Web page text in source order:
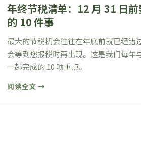
年终节税清单：12 月 31 日
的 10 件事
最大的节税机会往往在年底前就已经错
会等到您报税时再出现。这是我们每年
一起完成的 10 项重点。
阅读全文 →